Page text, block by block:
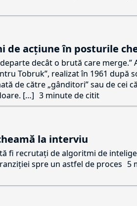
de acțiune în posturile
decât o brută care merge.”
Tobruk”, realizat în 1961 după
de către „gânditori” sau de cei
[…] 3 minute de citit
la interviu
fi recrutați de algoritmi de
spre un astfel de proces 5